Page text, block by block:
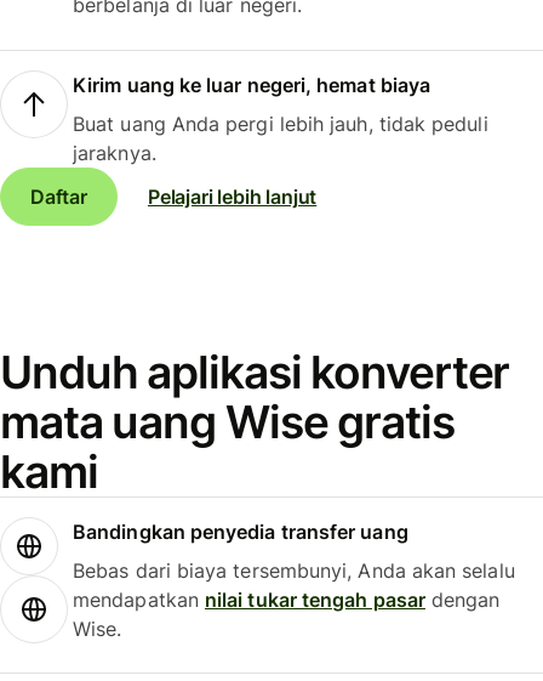
berbelanja di luar negeri.
Kirim uang ke luar negeri, hemat biaya
Buat uang Anda pergi lebih jauh, tidak peduli
jaraknya.
Daftar
Pelajari lebih lanjut
Unduh aplikasi konverter
mata uang Wise gratis
kami
Bandingkan penyedia transfer uang
Bebas dari biaya tersembunyi, Anda akan selalu
mendapatkan nilai tukar tengah pasardengan
Wise.